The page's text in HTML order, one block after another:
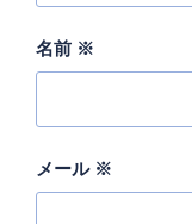
名前 ※
メール ※